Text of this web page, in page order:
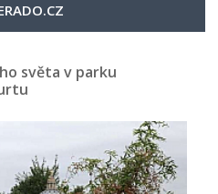
světa v parku